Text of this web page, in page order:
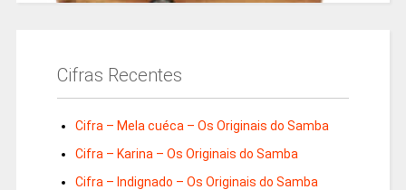
Cifras Recentes
Cifra – Mela cuéca – Os Originais do Samba
Cifra – Karina – Os Originais do Samba
Cifra – Indignado – Os Originais do Samba